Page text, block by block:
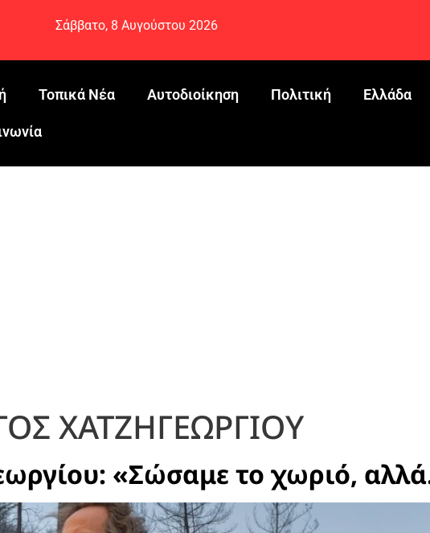
Σάββατο, 8 Αυγούστου 2026
Τοπικά Νέα Αυτοδιοίκηση Πολιτική Ελλάδα
ΧΑΤΖΗΓΕΩΡΓΙΟΥ
«Σώσαμε το χωριό,